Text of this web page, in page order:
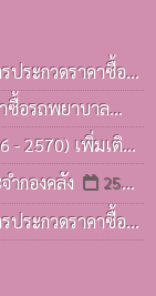
ประกวดราคาซื้อ
ค. 2569
ซื้อรถพยาบาล
กทรอนิกส์(e-
- 2570) เพิ่มเติม
ำกองคลัง
25
ประกวดราคาซื้อ